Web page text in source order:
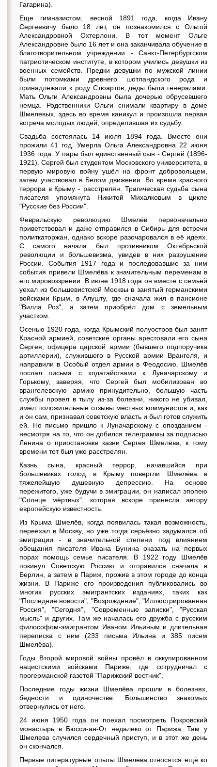
Гагарина).
Еще гимназистом, весной 1891 года, когда Ивану
Сергеевичу было 18 лет, он познакомился с Ольгой
Александровной Охтерлони. В тот момент Ольге
Александровне было 16 лет и она заканчивала обучение в
благотворительном учреждении - Санкт-Петербургском
патриотическом институте, в котором учились девушки из
военных семейств. Предки девушки по мужской линии
были потомками древнего шотландского рода и
принадлежали к роду Стюартов, деды были генералами.
Мать Ольги Александровны была дочерью обрусевшего
немца. Родственники Ольги снимали квартиру в доме
Шмелевых, здесь во время каникул и произошла первая
встреча молодых людей, определившая их судьбу.
Свадьба состоялась 14 июля 1894 года. Вместе они
прожили 41 год. Умерла Ольга Александровна 22 июня
1936 года. У пары был единственный сын - Сергей (1896-
1921). Сергей был студентом Московского университета, в
первую мировую войну ушёл на фронт добровольцем,
затем участвовал в Белом движении. Во время красного
террора в Крыму - расстрелян. Трагическая судьба сына
писателя упомянута Никитой Михалковым в цикле
"Русские без России".
Февральскую революцию Шмелёв первоначально
приветствовал и даже отправился в Сибирь для встречи
политкаторжан, однако вскоре разочаровался в её идеях.
С самого начала был противником Октябрьской
революции и большевизма, увидев в них разрушение
России. События 1917 года и последовавшие за ним
события привели Шмелёва к значительным переменам в
его мировоззрении. В июне 1918 года он вместе с семьёй
уехал из большевистской Москвы в занятый германскими
войсками Крым, в Алушту, где сначала жил в пансионе
"Вилла Роз", а затем приобрёл дом с земельным
участком.
Осенью 1920 года, когда Крымский полуостров был занят
Красной армией, советские органы арестовали его сына
Сергея, офицера царской армии (бывшего подпоручика
артиллерии), служившего в Русской армии Врангеля, и
направили в Особый отдел армии в Феодосию. Шмелёв
послал письма с ходатайствами к Луначарскому и
Горькому, заверяя, что Сергей был мобилизован во
врангелевскую армию принудительно, большую часть
службы провел в тылу из-за болезни, никого не убивал,
имел положительные отзывы местных коммунистов и, как
и он сам, признавал советскую власть и был готов служить
ей. Но письмо пришло к Луначарскому с опозданием -
несмотря на то, что он добился телеграммы за подписью
Ленина о приостановке казни Сергея Шмелёва, к тому
времени тот был уже расстрелян.
Казнь сына, красный террор, начавшийся при
большевиках голод в Крыму повергли Шмелёва в
тяжелейшую душевную депрессию. На основе
пережитого, уже будучи в эмиграции, он написал эпопею
"Солнце мёртвых", которая вскоре принесла автору
европейскую известность.
Из Крыма Шмелёв, когда появилась такая возможность,
переехал в Москву, но уже тогда серьёзно задумался об
эмиграции - в значительной степени под влиянием
обещания писателя Ивана Бунина оказать на первых
порах помощь семье писателя. В 1922 году Шмелёв
покинул Советскую Россию и отправился сначала в
Берлин, а затем в Париж, прожив в этом городе до конца
жизни. В Париже его произведения публиковались во
многих русских эмигрантских изданиях, таких как
"Последние новости", "Возрождение", "Иллюстрированная
Россия", "Сегодня", "Современные записки", "Русская
мысль" и других. Там же началась его дружба с русским
философом-эмигрантом Иваном Ильиным и длительная
переписка с ним (233 письма Ильина и 385 писем
Шмелёва).
Годы Второй мировой войны провёл в оккупированном
нацистскими войсками Париже, где сотрудничал с
прогерманской газетой "Парижский вестник".
Последние годы жизни Шмелёва прошли в болезнях,
бедности и одиночестве. Большинство знакомых
отвернулись от него.
24 июня 1950 года он поехал посмотреть Покровский
монастырь в Бюсси-ан-От недалеко от Парижа. Там у
Шмелева случился сердечный приступ, и в этот же день
он скончался.
Первые литературные опыты Шмелёва относятся ещё ко